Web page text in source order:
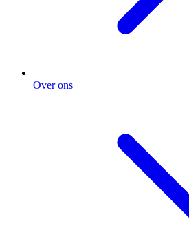
Over ons